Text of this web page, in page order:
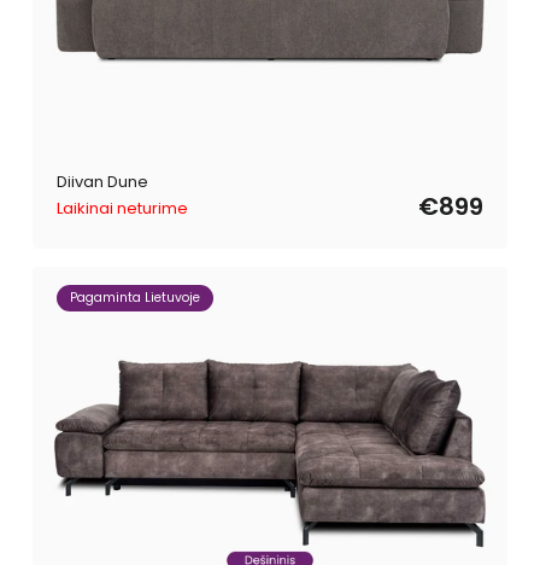
Diivan Dune
Laikinai neturime
€899
Pagaminta Lietuvoje